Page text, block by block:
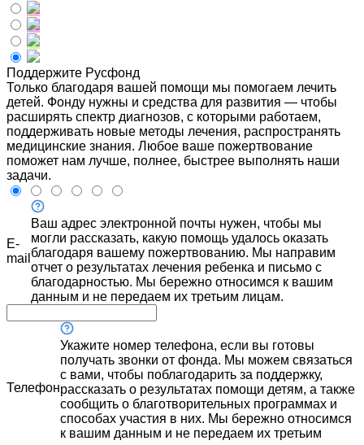
Поддержите Русфонд
Только благодаря вашей помощи мы помогаем лечить
детей. Фонду нужны и средства для развития — чтобы
расширять спектр диагнозов, с которыми работаем,
поддерживать новые методы лечения, распространять
медицинские знания. Любое ваше пожертвование
поможет нам лучше, полнее, быстрее выполнять наши
задачи.
E-
mail
Ваш адрес электронной почты нужен, чтобы мы
могли рассказать, какую помощь удалось оказать
благодаря вашему пожертвованию. Мы направим
отчет о результатах лечения ребенка и письмо с
благодарностью. Мы бережно относимся к вашим
данным и не передаем их третьим лицам.
Телефон
Укажите номер телефона, если вы готовы
получать звонки от фонда. Мы можем связаться
с вами, чтобы поблагодарить за поддержку,
рассказать о результатах помощи детям, а также
сообщить о благотворительных программах и
способах участия в них. Мы бережно относимся
к вашим данным и не передаем их третьим